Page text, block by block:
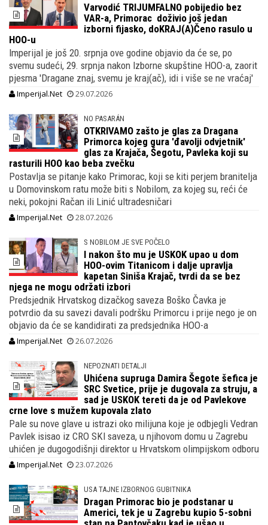
Varvodić TRIJUMFALNO pobijedio bez
VAR-a, Primorac doživio još jedan
izborni fijasko, doKRAJ(A)Čeno rasulo u
HOO-u
Imperijal je još 20. srpnja ove godine objavio da će se, po
svemu sudeći, 29. srpnja nakon Izborne skupštine HOO-a, zaorit
pjesma 'Dragane znaj, svemu je kraj(ač), idi i više se ne vraćaj'
Imperijal.Net 29.07.2026
NO PASARÁN
OTKRIVAMO zašto je glas za Dragana
Primorca kojeg gura 'đavolji odvjetnik'
glas za Krajača, Šegotu, Pavleka koji su
rasturili HOO kao beba zvečku
Postavlja se pitanje kako Primorac, koji se kiti perjem branitelja
u Domovinskom ratu može biti s Nobilom, za kojeg su, reći će
neki, pokojni Račan ili Linić ultradesničari
Imperijal.Net 28.07.2026
S NOBILOM JE SVE POČELO
I nakon što mu je USKOK upao u dom
HOO-ovim Titanicom i dalje upravlja
kapetan Siniša Krajač, tvrdi da se bez
njega ne mogu održati izbori
Predsjednik Hrvatskog dizačkog saveza Boško Čavka je
potvrdio da su savezi davali podršku Primorcu i prije nego je on
objavio da će se kandidirati za predsjednika HOO-a
Imperijal.Net 26.07.2026
NEPOZNATI DETALJI
Uhićena supruga Damira Šegote šefica je
SRC Svetice, prije je dugovala za struju, a
sad je USKOK tereti da je od Pavlekove
crne love s mužem kupovala zlato
Pale su nove glave u istrazi oko milijuna koje je odbjegli Vedran
Pavlek isisao iz CRO SKI saveza, u njihovom domu u Zagrebu
uhićen je dugogodišnji direktor u Hrvatskom olimpijskom odboru
Imperijal.Net 23.07.2026
USA TAJNE IZBORNOG GUBITNIKA
Dragan Primorac bio je podstanar u
Americi, tek je u Zagrebu kupio 5-sobni